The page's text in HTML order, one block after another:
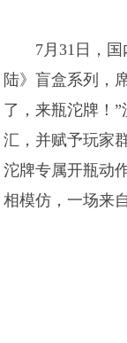
7月31日，
陆》盲盒系列，
了，来瓶沱牌！”
汇，并赋予玩家
沱牌专属开瓶动
相模仿，一场来